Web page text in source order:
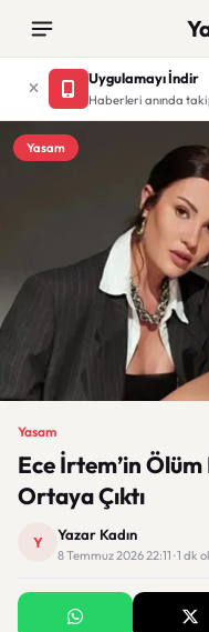
Uygulamayı İndir
Haberleri anında
Yasam
Yasam
Ece İrtem’in
Ortaya Çıktı
Y Yazar Kadın
8 Temmuz 2026 22:11 · 1 dk